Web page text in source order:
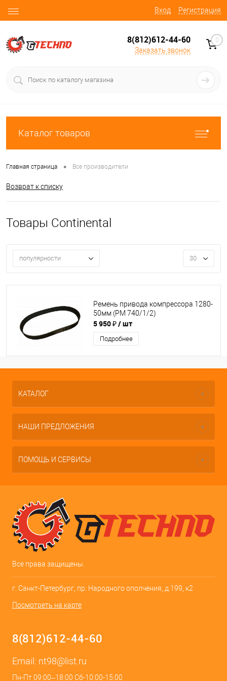
Вход Регистрация
8(812)612-44-60
Заказать звонок
0
Каталог товаров
Главная страница • Все производители
Возврат к списку
Товары Continental
популярности 30
Ремень привода компрессора 1280-
50мм (PM 740/1/2)
5 950 ₽/ шт
Подробнее
КАТАЛОГ
НАШИ ПРЕДЛОЖЕНИЯ
ПОМОЩЬ И СЕРВИСЫ
Все права защищены.
г. Санкт-Петербург, пр. Народного ополчения, д.199, к2
Посмотреть на карте
8(812)612-44-60
Email: nt98@list.ru
Пн-Пт 09:00–18:00 Сб-10:00-15:00